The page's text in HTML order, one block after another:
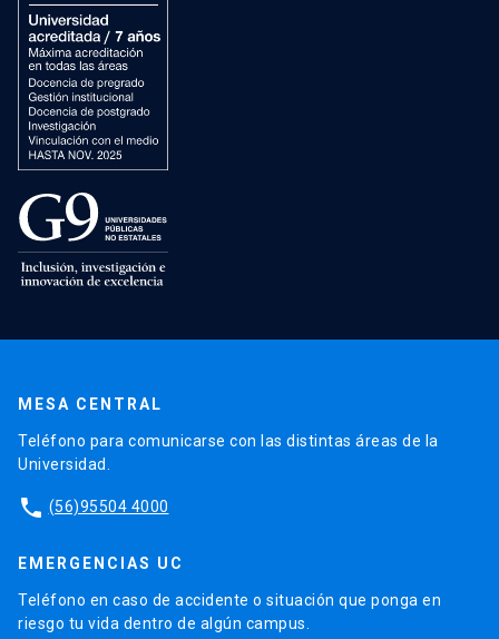
MESA CENTRAL
Teléfono para comunicarse con las distintas áreas de la
Universidad.
phone (56)95504 4000
EMERGENCIAS UC
Teléfono en caso de accidente o situación que ponga en
riesgo tu vida dentro de algún campus.